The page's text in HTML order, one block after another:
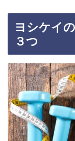
ヨシケイ
３つ